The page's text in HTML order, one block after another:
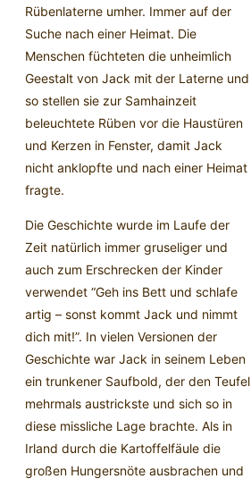
Rübenlaterne umher. Immer auf der
Suche nach einer Heimat. Die
Menschen füchteten die unheimlich
Geestalt von Jack mit der Laterne und
so stellen sie zur Samhainzeit
beleuchtete Rüben vor die Haustüren
und Kerzen in Fenster, damit Jack
nicht anklopfte und nach einer Heimat
fragte.
Die Geschichte wurde im Laufe der
Zeit natürlich immer gruseliger und
auch zum Erschrecken der Kinder
verwendet “Geh ins Bett und schlafe
artig – sonst kommt Jack und nimmt
dich mit!”. In vielen Versionen der
Geschichte war Jack in seinem Leben
ein trunkener Saufbold, der den Teufel
mehrmals austrickste und sich so in
diese missliche Lage brachte. Als in
Irland durch die Kartoffelfäule die
großen Hungersnöte ausbrachen und